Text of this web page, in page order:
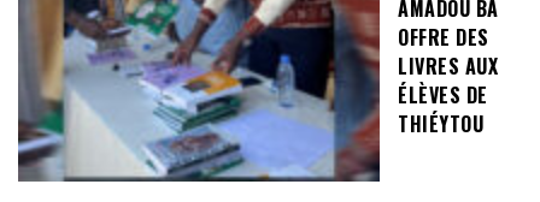
AMADOU BA
OFFRE DES
LIVRES AUX
ÉLÈVES DE
THIÉYTOU